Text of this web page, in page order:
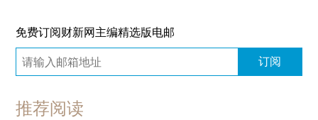
免费订阅财新网主编精选版电邮
订阅
推荐阅读